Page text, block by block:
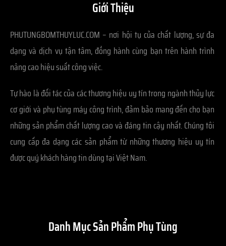
Giới Thiệu
PHUTUNGBOMTHUYLUC.COM – nơi hội tụ của chất lượng, sự đa
dạng và dịch vụ tận tâm, đồng hành cùng bạn trên hành trình
nâng cao hiệu suất công việc.
Tự hào là đối tác của các thương hiệu uy tín trong ngành thủy lực
cơ giới và phụ tùng máy công trình, đảm bảo mang đến cho bạn
những sản phẩm chất lượng cao và đáng tin cậy nhất. Chúng tôi
cung cấp đa dạng các sản phẩm từ những thương hiệu uy tín
được quý khách hàng tin dùng tại Việt Nam.
Danh Mục Sản Phẩm Phụ Tùng